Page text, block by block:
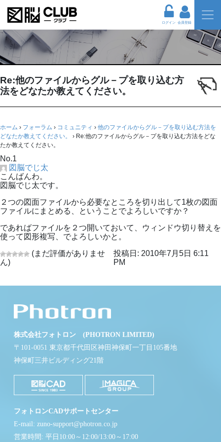
ログイン 会員登録
Re:他のファイルからグル－プを取り込む方
法をどなたか教えてください。
ホーム › フォーラム › コミュニティ › 他のファイルからグル－プを取り込む方法を
どなたか教えてください。
› Re:他のファイルからグル－プを取り込む方法をどな
たか教えてください。
No.1
図脳でじ太
こんばんわ。
図脳でじ太です。
２つの図面ファイルから必要なところを切り出して1枚の図面
ファイルにまとめる、ということでよろしいですか？
であればファイルを２つ開いておいて、ウィンドウ切り替えを
使って図形複写、でよろしいかと。
(まだ評価がありませ
ん)
投稿日: 2010年7月5日 6:11
PM
株式会社フォトロン (PHOTRON LIMITED)
〒101-0051 東京都千代田区神田神保町一丁目105番地
神保町三井ビルディング21階
フォトロンCADサポートセンター
E-mail: zuno-support@photron.co.jp
営業時間: 平日10:00～12:00/13:00～17:00